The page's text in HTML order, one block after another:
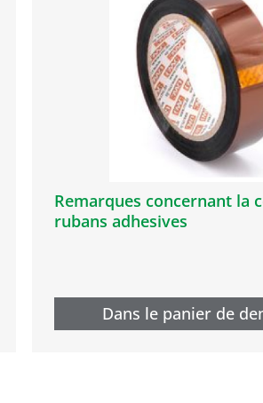
Remarques concernant la
rubans adhesives
Dans le panier de